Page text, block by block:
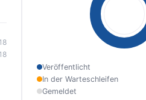
Veröffentlicht
In der Warteschleifen
Gemeldet